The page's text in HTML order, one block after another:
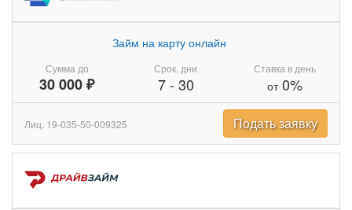
Сумма до
30 000 ₽
Займ на карту онлайн
Срок, дни
7- 30
Ставка в день
от0%
Лиц. 19-035-50-009325 Подать заявку